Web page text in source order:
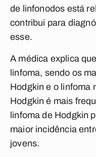
de linfonodos está
contribui para
esse.
A médica explica
linfoma, sendo os
Hodgkin e o linfoma
Hodgkin é mais
linfoma de Hodgkin
maior incidência
jovens.